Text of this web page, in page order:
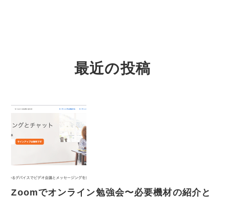
最近の投稿
Zoomでオンライン勉強会〜必要機材の紹介と